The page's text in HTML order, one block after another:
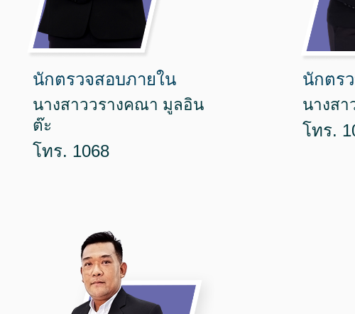
นักตรวจสอบภายใน
นางสาววรางคณา มูลอิน
ต๊ะ
โทร. 1068
นักตร
นางสา
โทร.